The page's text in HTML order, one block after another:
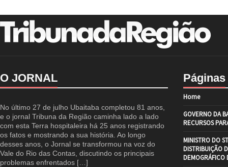
O JORNAL
No último 27 de julho Ubaitaba completou 81 anos,
e o jornal Tribuna da Região caminha lado a lado
com esta Terra hospitaleira há 25 anos registrando
os fatos e mostrando a sua história. Ao longo
desses anos, o Jornal se transformou na voz do
Vale do Rio das Contas, discutindo os principais
problemas enfrentados […]
Páginas
Home
GOVERNO DA
RECURSOS
MINISTRO DO
DISTRIBUIÇÃO
DEMOGRÁFICO